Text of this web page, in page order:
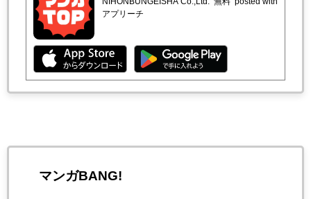
アプリーチ
マンガBANG!